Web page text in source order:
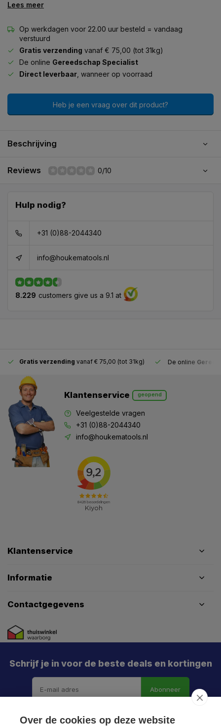
Lees meer
Op werkdagen voor 22.00 uur besteld = vandaag
verstuurd
Gratis verzending vanaf € 75,00 (tot 31kg)
De online Gereedschap Specialist
Direct leverbaar , wanneer op voorraad
Heb je een vraag over dit product?
Beschrijving
Reviews 0/10
Hulp nodig?
+31 (0)88-2044340
info@houkematools.nl
8.229 customers give us a 9.1 at
Gratis verzending vanaf € 75,00 (tot 31kg) De online
Klantenservice geopend
Veelgestelde vragen
+31 (0)88-2044340
info@houkematools.nl
Klantenservice
Informatie
Contactgegevens
Schrijf je in voor de beste deals en kortingen
Abonneer
Over de cookies op deze website